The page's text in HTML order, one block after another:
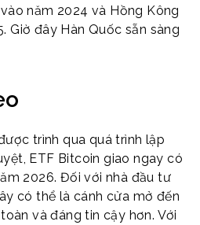
năm 2024 và Hồng Kông
Giờ đây Hàn Quốc sẵn sàng
trình qua quá trình lập
ETF Bitcoin giao ngay có
2026. Đối với nhà đầu tư
có thể là cánh cửa mở đến
và đáng tin cậy hơn. Với